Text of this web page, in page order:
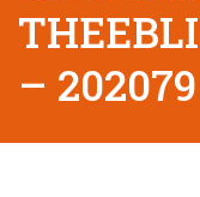
– 202079